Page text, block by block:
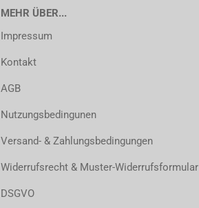
MEHR ÜBER...
Impressum
Kontakt
AGB
Nutzungsbedingunen
Versand- & Zahlungsbedingungen
Widerrufsrecht & Muster-Widerrufsformular
DSGVO